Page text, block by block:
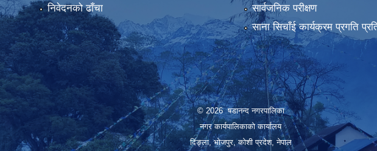
निवेदनको ढाँचा
सार्वजनिक परीक्षण
साना सिचाँई कार्यक्रम प्रगति
© 2026 षडानन्द नगरपालिका
नगर कार्यपालिकाको कार्यालय
दिंङ्ला, भोजपुर, कोशी प्रदेश, नेपाल